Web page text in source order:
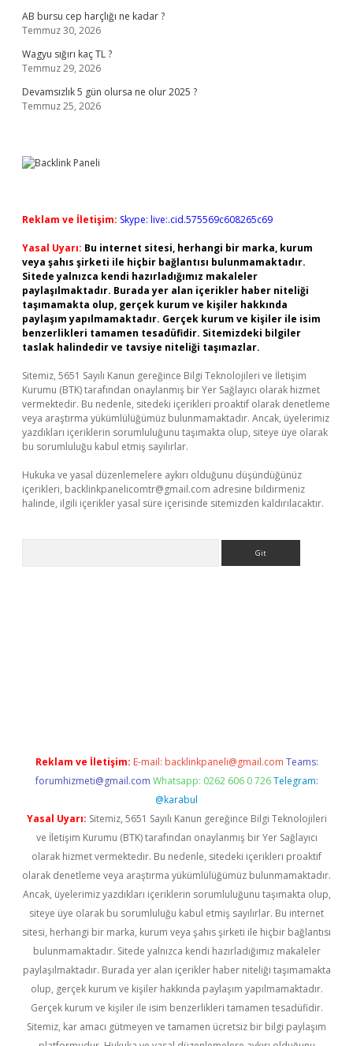
AB bursu cep harçlığı ne kadar ?
Temmuz 30, 2026
Wagyu sığırı kaç TL ?
Temmuz 29, 2026
Devamsızlık 5 gün olursa ne olur 2025 ?
Temmuz 25, 2026
Reklam ve İletişim: Skype: live:.cid.575569c608265c69
Yasal Uyarı: Bu internet sitesi, herhangi bir marka, kurum
veya şahıs şirketi ile hiçbir bağlantısı bulunmamaktadır.
Sitede yalnızca kendi hazırladığımız makaleler
paylaşılmaktadır. Burada yer alan içerikler haber niteliği
taşımamakta olup, gerçek kurum ve kişiler hakkında
paylaşım yapılmamaktadır. Gerçek kurum ve kişiler ile isim
benzerlikleri tamamen tesadüfidir. Sitemizdeki bilgiler
taslak halindedir ve tavsiye niteliği taşımazlar.
Sitemiz, 5651 Sayılı Kanun gereğince Bilgi Teknolojileri ve İletişim
Kurumu (BTK) tarafından onaylanmış bir Yer Sağlayıcı olarak hizmet
vermektedir. Bu nedenle, sitedeki içerikleri proaktif olarak denetleme
veya araştırma yükümlülüğümüz bulunmamaktadır. Ancak, üyelerimiz
yazdıkları içeriklerin sorumluluğunu taşımakta olup, siteye üye olarak
bu sorumluluğu kabul etmiş sayılırlar.
Hukuka ve yasal düzenlemelere aykırı olduğunu düşündüğünüz
içerikleri, backlinkpanelicomtr@gmail.com adresine bildirmeniz
halinde, ilgili içerikler yasal süre içerisinde sitemizden kaldırılacaktır.
Reklam ve İletişim: E-mail: backlinkpaneli@gmail.com Teams:
forumhizmeti@gmail.com Whatsapp: 0262 606 0 726 Telegram:
@karabul
Yasal Uyarı: Sitemiz, 5651 Sayılı Kanun gereğince Bilgi Teknolojileri
ve İletişim Kurumu (BTK) tarafından onaylanmış bir Yer Sağlayıcı
olarak hizmet vermektedir. Bu nedenle, sitedeki içerikleri proaktif
olarak denetleme veya araştırma yükümlülüğümüz bulunmamaktadır.
Ancak, üyelerimiz yazdıkları içeriklerin sorumluluğunu taşımakta olup,
siteye üye olarak bu sorumluluğu kabul etmiş sayılırlar. Bu internet
sitesi, herhangi bir marka, kurum veya şahıs şirketi ile hiçbir bağlantısı
bulunmamaktadır. Sitede yalnızca kendi hazırladığımız makaleler
paylaşılmaktadır. Burada yer alan içerikler haber niteliği taşımamakta
olup, gerçek kurum ve kişiler hakkında paylaşım yapılmamaktadır.
Gerçek kurum ve kişiler ile isim benzerlikleri tamamen tesadüfidir.
Sitemiz, kar amacı gütmeyen ve tamamen ücretsiz bir bilgi paylaşım